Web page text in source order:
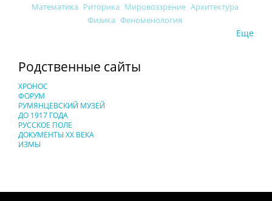
Математика Риторика Мировоззрение Архитектура
Физика Феноменология
Еще
Родственные сайты
ХРОНОС
ФОРУМ
РУМЯНЦЕВСКИЙ МУЗЕЙ
ДО 1917 ГОДА
РУССКОЕ ПОЛЕ
ДОКУМЕНТЫ XX ВЕКА
ИЗМЫ